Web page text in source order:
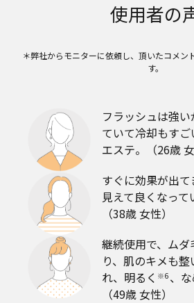
使用者の
＊弊社からモニターに依頼し、頂いたコメン
す。
フラッシュは強
ていて冷却もす
エステ。（26歳 女
すぐに効果が出
見えて良くなって
（38歳 女性）
継続使用で、ム
り、肌のキメも
れ、明るく ※6 、
（49歳 女性）